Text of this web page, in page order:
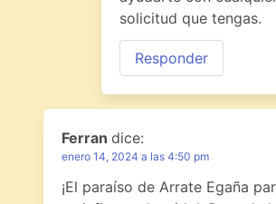
solicitud que tengas.
Responder
Ferran dice:
enero 14, 2024 a las 4:50 pm
¡El paraíso de Arrate Egaña